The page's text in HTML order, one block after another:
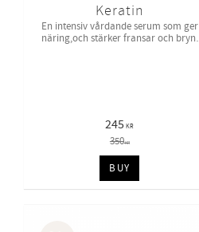
Keratin
En intensiv vårdande serum som ger
näring,och stärker fransar och bryn.
245 KR
350KR
BUY